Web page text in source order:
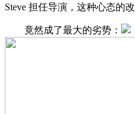
Steve 担任导演，这种心态的
竟然成了最大的劣势：